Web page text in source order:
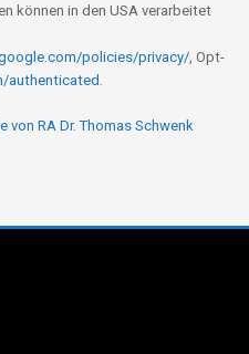
können in den USA verarbeitet
policies/privacy/, Opt-
authenticated .
RA Dr. Thomas Schwenk